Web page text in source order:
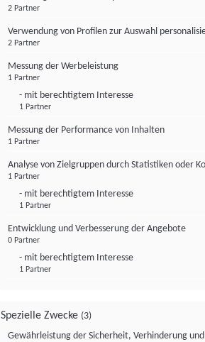
2 Partner
Verwendung von Profilen zur Auswahl
2 Partner
Messung der Werbeleistung
1 Partner
- mit berechtigtem Interesse
1 Partner
Messung der Performance von Inhalten
1 Partner
Analyse von Zielgruppen durch Statistiken oder
1 Partner
- mit berechtigtem Interesse
1 Partner
Entwicklung und Verbesserung der Angebote
0 Partner
- mit berechtigtem Interesse
1 Partner
Spezielle Zwecke (3)
Gewährleistung der Sicherheit, Verhinderung